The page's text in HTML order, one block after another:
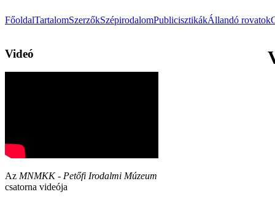
FőoldalTartalomSzerzőkSzépirodalomPublicisztikákÁllandó rovatok
Videó
Az MNMKK - Petőfi Irodalmi Múzeum
csatorna videója